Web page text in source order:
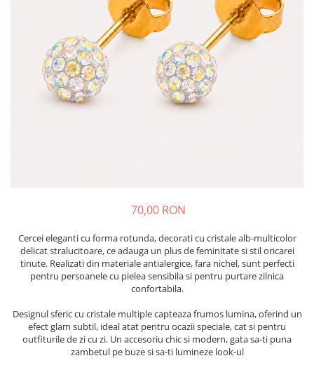
70,00 RON
Cercei eleganti cu forma rotunda, decorati cu cristale alb-multicolor
delicat stralucitoare, ce adauga un plus de feminitate si stil oricarei
tinute. Realizati din materiale antialergice, fara nichel, sunt perfecti
pentru persoanele cu pielea sensibila si pentru purtare zilnica
confortabila.
Designul sferic cu cristale multiple capteaza frumos lumina, oferind un
efect glam subtil, ideal atat pentru ocazii speciale, cat si pentru
outfiturile de zi cu zi. Un accesoriu chic si modern, gata sa-ti puna
zambetul pe buze si sa-ti lumineze look-ul